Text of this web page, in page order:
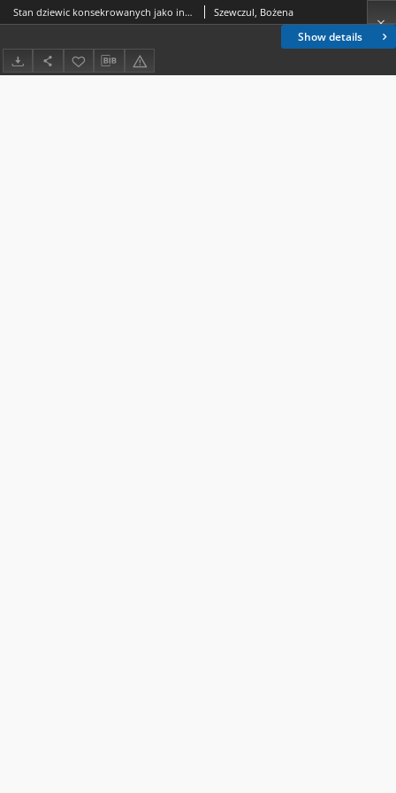
Show details
Stan dziewic konsekrowanych jako indywidualna forma poświęcenia życia Bogu Szewczul, Bożena